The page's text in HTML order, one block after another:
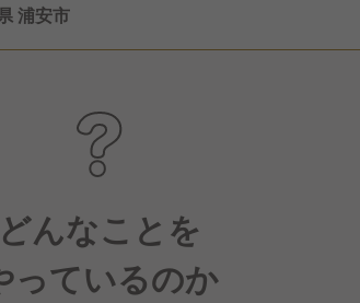
ランチ勤務＞ 月給22万円〜
※経験・能力など考慮の上優遇します ※固定
全額支給します！ ※試用期間6カ月：月給
〜24.2万円 ┗試用期間中も固定残業代を含む
〜30時間分、1.5〜4.4万円/超過分は別途支
浦安市
どんなことを
っているのか